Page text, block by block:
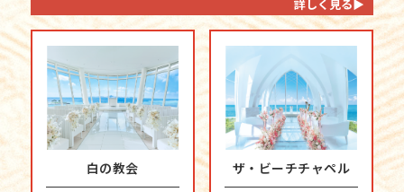
詳しく見る▶
白の教会 ザ・ビーチチャペル